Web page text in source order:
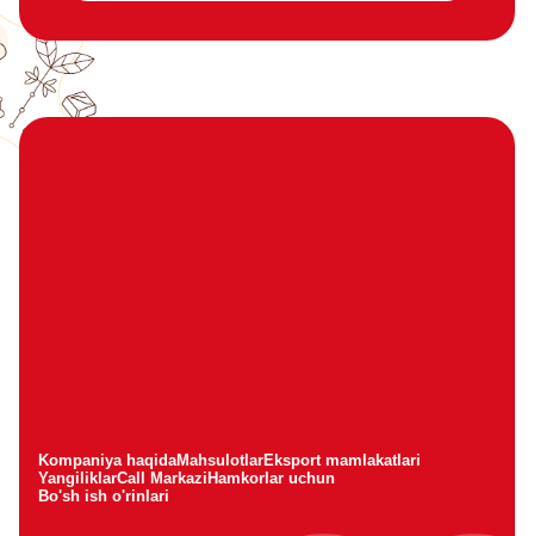
Kompaniya haqidaMahsulotlarEksport mamlakatlari
YangiliklarCall Markazi Hamkorlar uchun
Bo'sh ish o'rinlari